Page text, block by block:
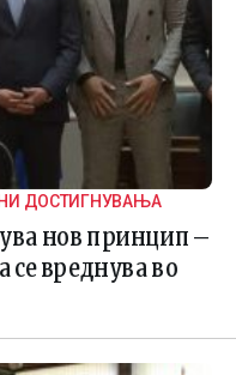
ДОСТИГНУВАЊА
нов принцип –
се вреднува во